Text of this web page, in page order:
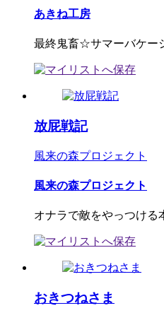
あきね工房
最終鬼畜☆サマーバケー
放屁戦記
風来の森プロジェクト
風来の森プロジェクト
オナラで敵をやっつける
おきつねさま